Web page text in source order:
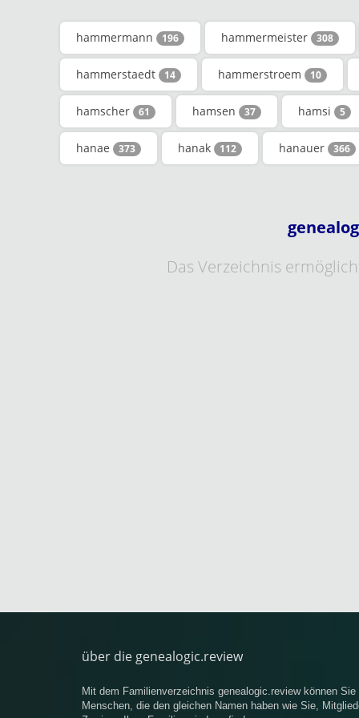
hammermann 196 hammermeister 308
hammerstaedt 14 hammerstroem 10
hamscher 61 hamsen 37 hamsi 5
hanae 373 hanak 112 hanauer 366
Das Verzeichnis
über die genealogic.review
Mit dem Familienverzeichnis genealogic.review können
Menschen, die den gleichen Namen haben wie Sie,